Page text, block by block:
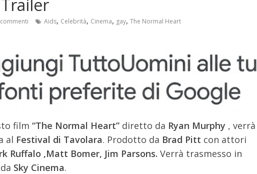
Aids, Celebrità, Cinema, gay, The Normal Heart
film “The Normal Heart” diretto da Ryan Murphy , verrà
al Festival di Tavolara. Prodotto da Brad Pitt con attori
Ruffalo ,Matt Bomer, Jim Parsons. Verrà trasmesso in
Sky Cinema.